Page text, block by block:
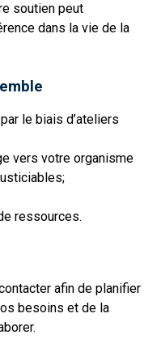
soutien peut
dans la vie de la
le biais d’ateliers
vers votre organisme
ressources.
afin de planifier
besoins et de la